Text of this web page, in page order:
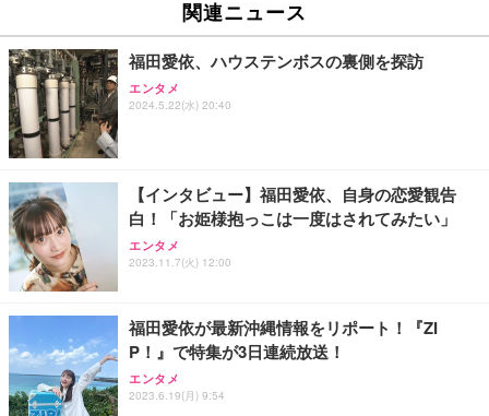
ンダー アダプター
￥487
【Amazon.co.jp 限定】SoftBank 光 お申し込みエ
エレコム WiFi ルーター 無線LAN Wi-Fi7 11BE 2882
+688Mbps IPv6(IPoE)対応 エコパッケージ WRC-W
701-B
バッファロー Wi-Fi 6 ルーター 2401+573Mbps WS
R-3000AX4P/NBK (× 2)
GeForce RTX 5060 Ryzen 7 5700X メモリ32GB NV
Me SSD 2TB Windows 11 Home CX200M ホワイト
￥222,000
【整備済み品】Lenovo ThinkCentre M75s Gen2 Ry
【整備済み品】 ゲーミングPC デスクトップ タワー
型 UNITCOM biz-h 10世代 Core i7-10700 - RTX 406
0 8G - 32GBメモリ - 大容量 SSD1.0TB - Windows
【整備済み品】Dell OptiPlex SFF Plus 7010 デスク
トップPC Core i5-13500 DDR4 メモリ32GB SSD51
2GB+HDD1TB MS Office 2021 DisplayPort/HDMI U
関連ニュース
福田愛依、ハウステンボスの裏側を探訪
エンタメ
2024.5.22(水) 20:40
【インタビュー】福田愛依、自身の恋愛観告
白！「お姫様抱っこは一度はされてみたい」
エンタメ
2023.11.7(火) 12:00
福田愛依が最新沖縄情報をリポート！『ZI
P！』で特集が3日連続放送！
エンタメ
2023.6.19(月) 9:54